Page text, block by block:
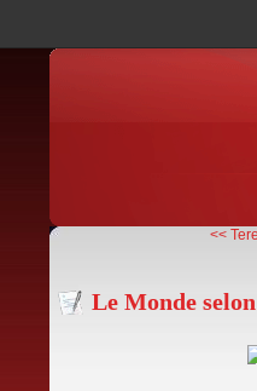
<<
Le Monde